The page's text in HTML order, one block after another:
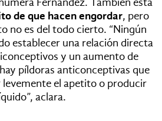
de que hacen engordar, pero
no es del todo cierto. “Ningún
establecer una relación directa
y un aumento de
píldoras anticonceptivas que
el apetito o producir
aclara.